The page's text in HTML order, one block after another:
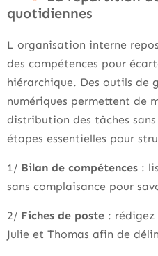
quotidiennes
L organisation interne
des compétences pour
hiérarchique. Des outils de
numériques permettent de
distribution des tâches
étapes essentielles pour
1/ Bilan de compétences :
sans complaisance pour
2/ Fiches de poste : rédigez
Julie et Thomas afin de